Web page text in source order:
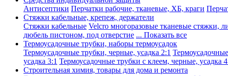
Антисептики Перчатки рабочие, тканевые, ХБ, краги
Стяжки кабельные, крепеж, держатели
Стяжки кабельные Velcro многоразовые тканевые стяжки,
дюбель пистоном, под отверстие ... Показать все
Термоусадочные трубки, наборы термоусадок
Термоусадочные трубки, черные, усадка 2:1
усадка 3:1 Термоусадочные трубки с клеем, черные, усадка
Строительная химия, товары для дома и ремонта